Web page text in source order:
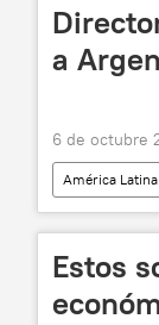
a
6 de octubre
América Latina
Fondo
Estos